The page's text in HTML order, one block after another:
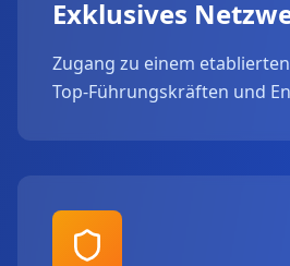
Exklusives
Zugang zu einem
Top-Führungskräften und